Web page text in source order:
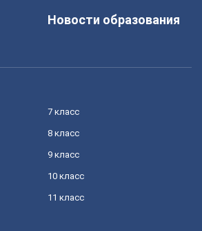
Новости образования
7 класс
8 класс
9 класс
10 класс
11 класс